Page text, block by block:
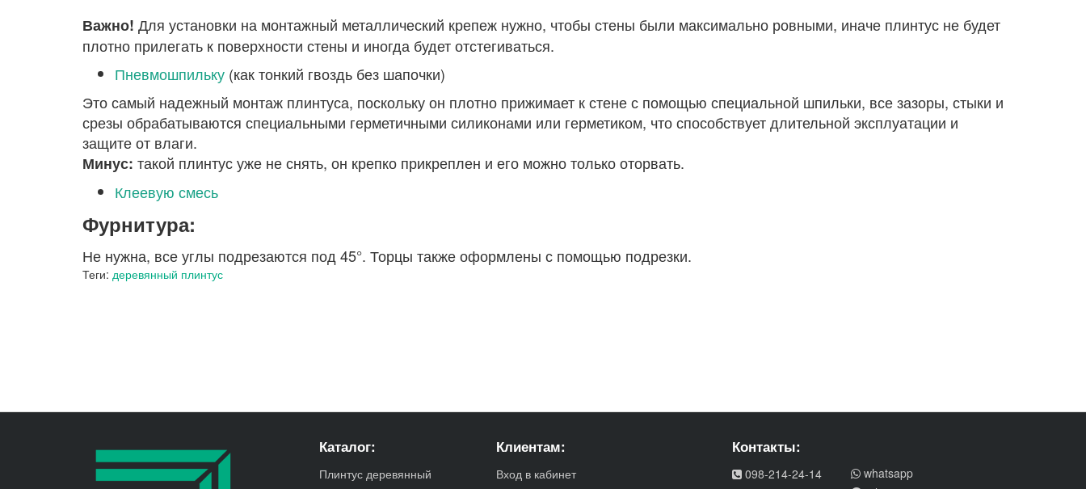
Важно! Для установки на монтажный металлический крепеж нужно, чтобы стены были максимально ровными, иначе плинтус не будет
плотно прилегать к поверхности стены и иногда будет отстегиваться.
Пневмошпильку (как тонкий гвоздь без шапочки)
Это самый надежный монтаж плинтуса, поскольку он плотно прижимает к стене с помощью специальной шпильки, все зазоры, стыки и
срезы обрабатываются специальными герметичными силиконами или герметиком, что способствует длительной эксплуатации и
защите от влаги.
Минус: такой плинтус уже не снять, он крепко прикреплен и его можно только оторвать.
Клеевую смесь
Фурнитура:
Не нужна, все углы подрезаются под 45°. Торцы также оформлены с помощью подрезки.
Теги: деревянный плинтус
Каталог:
Плинтус деревянный
Клиентам:
Вход в кабинет
Контакты:
098-214-24-14
whatsapp